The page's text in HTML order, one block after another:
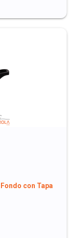
con Tapa